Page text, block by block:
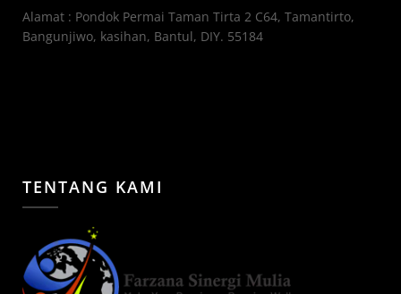
Alamat : Pondok Permai Taman Tirta 2 C64, Tamantirto,
Bangunjiwo, kasihan, Bantul, DIY. 55184
TENTANG KAMI